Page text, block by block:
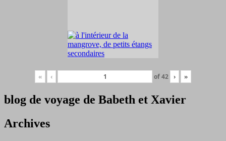
« ‹ of42 › »
blog de voyage de Babeth et Xavier
Archives